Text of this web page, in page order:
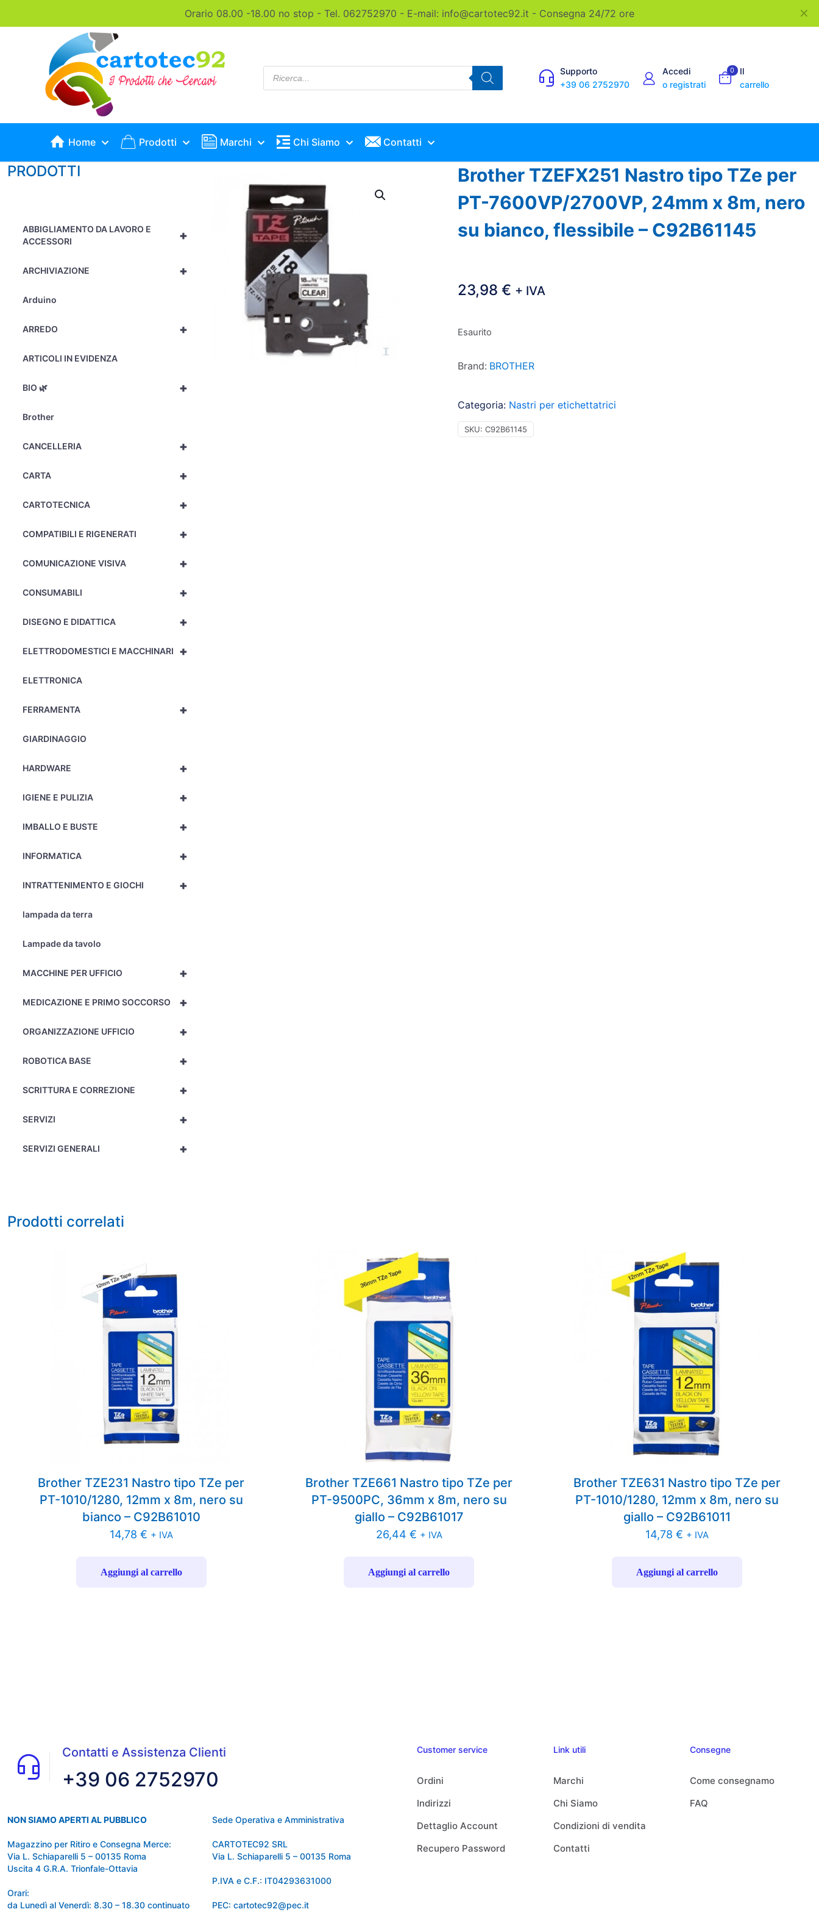
Orario 08.00 -18.00 no stop - Tel. 062752970 - E-mail: info@cartotec92.it - Consegna 24/72 ore ✕
Products
search
Supporto
+39 06 2752970
Accedi
o registrati
0
Il
carrello
Home Prodotti Marchi Chi Siamo Contatti
PRODOTTI
+
ABBIGLIAMENTO DA LAVORO E
ACCESSORI
+
ARCHIVIAZIONE
Arduino
+
ARREDO
ARTICOLI IN EVIDENZA
+
BIO 🌿
Brother
+
CANCELLERIA
+
CARTA
+
CARTOTECNICA
+
COMPATIBILI E RIGENERATI
+
COMUNICAZIONE VISIVA
+
CONSUMABILI
+
DISEGNO E DIDATTICA
+
ELETTRODOMESTICI E MACCHINARI
ELETTRONICA
+
FERRAMENTA
GIARDINAGGIO
+
HARDWARE
+
IGIENE E PULIZIA
+
IMBALLO E BUSTE
+
INFORMATICA
+
INTRATTENIMENTO E GIOCHI
lampada da terra
Lampade da tavolo
+
MACCHINE PER UFFICIO
+
MEDICAZIONE E PRIMO SOCCORSO
+
ORGANIZZAZIONE UFFICIO
+
ROBOTICA BASE
+
SCRITTURA E CORREZIONE
+
SERVIZI
+
SERVIZI GENERALI
Brother TZEFX251 Nastro tipo TZe per
PT-7600VP/2700VP, 24mm x 8m, nero
su bianco, flessibile – C92B61145
23,98€ + IVA
Esaurito
Brand: BROTHER
Categoria: Nastri per etichettatrici
SKU:C92B61145
Prodotti correlati
Brother TZE231 Nastro tipo TZe per
PT-1010/1280, 12mm x 8m, nero su
bianco – C92B61010
14,78 € + IVA
Aggiungi al carrello
Brother TZE661 Nastro tipo TZe per
PT-9500PC, 36mm x 8m, nero su
giallo – C92B61017
26,44 € + IVA
Aggiungi al carrello
Brother TZE631 Nastro tipo TZe per
PT-1010/1280, 12mm x 8m, nero su
giallo – C92B61011
14,78 € + IVA
Aggiungi al carrello
Contatti e Assistenza Clienti
+39 06 2752970
NON SIAMO APERTI AL PUBBLICO
Magazzino per Ritiro e Consegna Merce:
Via L. Schiaparelli 5 – 00135 Roma
Uscita 4 G.R.A. Trionfale-Ottavia
Orari:
da Lunedì al Venerdì: 8.30 – 18.30 continuato
Sede Operativa e Amministrativa
CARTOTEC92 SRL
Via L. Schiaparelli 5 – 00135 Roma
P.IVA e C.F.: IT04293631000
PEC: cartotec92@pec.it
Customer service
Ordini
Indirizzi
Dettaglio Account
Recupero Password
Link utili
Marchi
Chi Siamo
Condizioni di vendita
Contatti
Consegne
Come consegnamo
FAQ